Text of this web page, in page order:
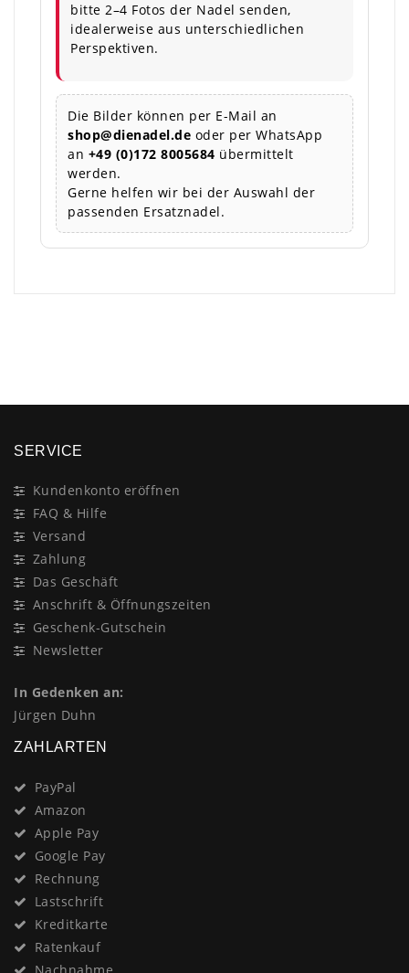
bitte 2–4 Fotos der Nadel senden,
idealerweise aus unterschiedlichen
Perspektiven.
Die Bilder können per E-Mail an
shop@dienadel.de oder per WhatsApp
an +49 (0)172 8005684 übermittelt
werden.
Gerne helfen wir bei der Auswahl der
passenden Ersatznadel.
SERVICE
Kundenkonto eröffnen
FAQ & Hilfe
Versand
Zahlung
Das Geschäft
Anschrift & Öffnungszeiten
Geschenk-Gutschein
Newsletter
In Gedenken an:
Jürgen Duhn
ZAHLARTEN
PayPal
Amazon
Apple Pay
Google Pay
Rechnung
Lastschrift
Kreditkarte
Ratenkauf